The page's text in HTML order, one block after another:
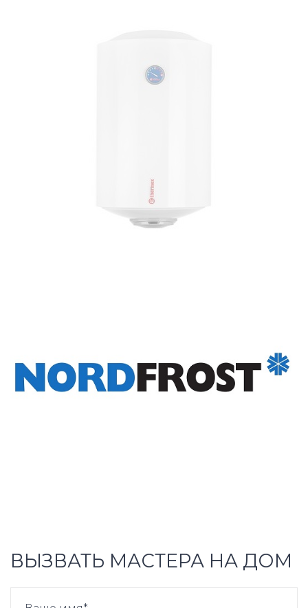
ВЫЗВАТЬ МАСТЕРА НА ДОМ